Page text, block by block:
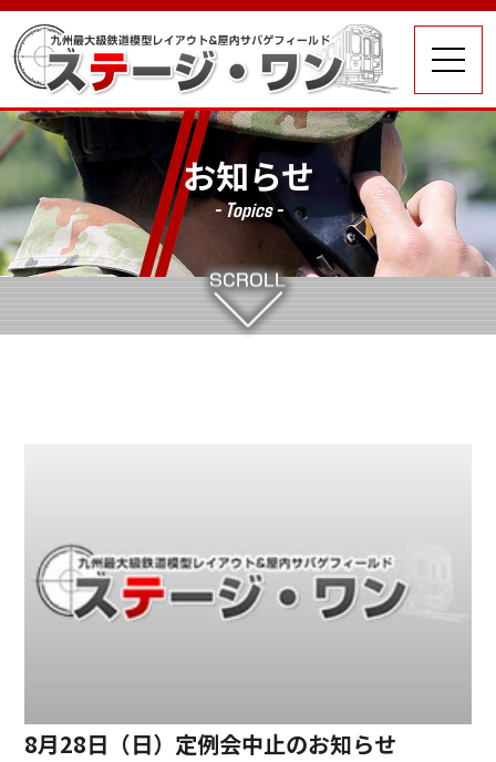
お知らせ
- Topics -
8月28日（日）定例会中止のお知らせ